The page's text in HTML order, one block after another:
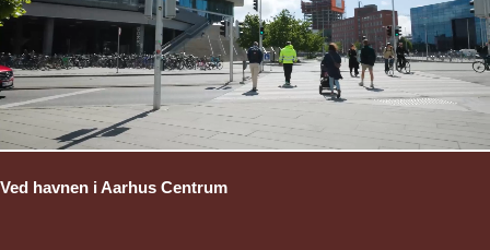
Ved havnen i Aarhus Centrum